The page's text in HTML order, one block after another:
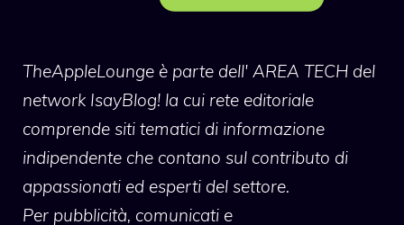
TheAppleLounge è parte dell' AREA TECH del
network IsayBlog! la cui rete editoriale
comprende siti tematici di informazione
indipendente che contano sul contributo di
appassionati ed esperti del settore.
Per pubblicità, comunicati e